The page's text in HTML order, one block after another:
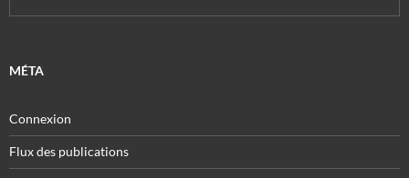
MÉTA
Connexion
Flux des publications